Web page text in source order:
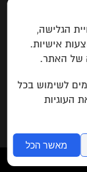
הגלישה,
אישיות.
של האתר.
לשימוש בכל
העוגיות
מאשר הכל